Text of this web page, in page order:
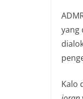
yang
Kalo